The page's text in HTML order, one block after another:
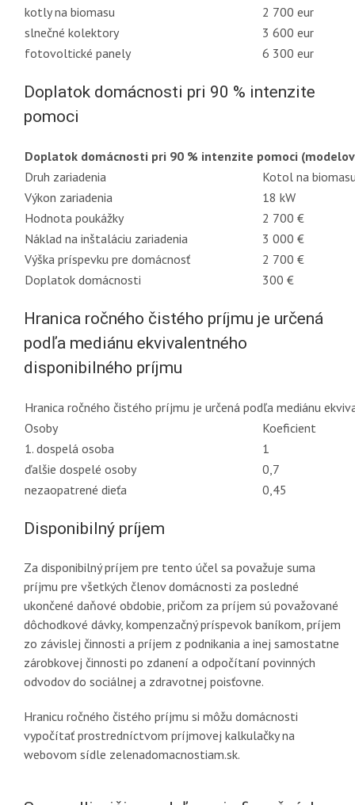
kotly na biomasu
2 700 eur
slnečné kolektory
3 600 eur
fotovoltické panely
6 300 eur
Doplatok domácnosti pri 90 % intenzite
pomoci
Doplatok domácnosti pri 90 % intenzite pomoci
Druh zariadenia
Kotol na
Výkon zariadenia
18 kW
Hodnota poukážky
2 700 €
Náklad na inštaláciu zariadenia
3 000 €
Výška príspevku pre domácnosť
2 700 €
Doplatok domácnosti
300 €
Hranica ročného čistého príjmu je určená
podľa mediánu ekvivalentného
disponibilného príjmu
Hranica ročného čistého príjmu je určená podľa mediánu
Osoby
Koeficient
1. dospelá osoba
1
ďalšie dospelé osoby
0,7
nezaopatrené dieťa
0,45
Disponibilný príjem
Za disponibilný príjem pre tento účel sa považuje suma
príjmu pre všetkých členov domácnosti za posledné
ukončené daňové obdobie, pričom za príjem sú považované
dôchodkové dávky, kompenzačný príspevok baníkom, príjem
zo závislej činnosti a príjem z podnikania a inej samostatne
zárobkovej činnosti po zdanení a odpočítaní povinných
odvodov do sociálnej a zdravotnej poisťovne.
Hranicu ročného čistého príjmu si môžu domácnosti
vypočítať prostredníctvom príjmovej kalkulačky na
webovom sídle zelenadomacnostiam.sk.